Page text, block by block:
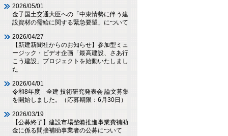
2026/05/01
金子国土交通大臣への「中東情勢に伴う建
設資材の需給に関する緊急要望」について
2026/04/27
【新建新聞社からのお知らせ】参加型ミュ
ージック・ビデオ企画「最高建設、さあ行
こう建設」プロジェクトを始動いたしまし
た
2026/04/01
令和8年度 全建 技術研究発表会 論文募集
を開始しました。（応募期限：6月30日）
2026/03/19
【公募終了】建設市場整備推進事業費補助
金に係る間接補助事業者の公募について